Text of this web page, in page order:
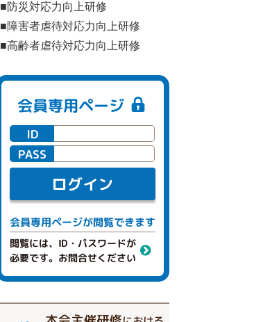
■防災対応力向上研修
■障害者虐待対応力向上研修
■高齢者虐待対応力向上研修
会員専用ページ
ID
PASS
ログイン
会員専用ページが閲覧できます
閲覧には、ID・パスワードが
必要です。お問合せください